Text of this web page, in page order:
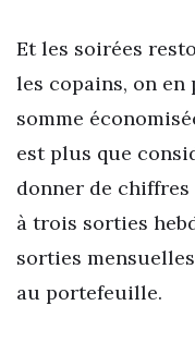
Et les soirées
les copains, on en
somme
est plus que
donner de chiffres
à trois sorties
sorties
au portefeuille.